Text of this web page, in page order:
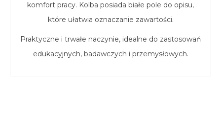
komfort pracy. Kolba posiada białe pole do opisu,
które ułatwia oznaczanie zawartości.
Praktyczne i trwałe naczynie, idealne do zastosowań
edukacyjnych, badawczych i przemysłowych.